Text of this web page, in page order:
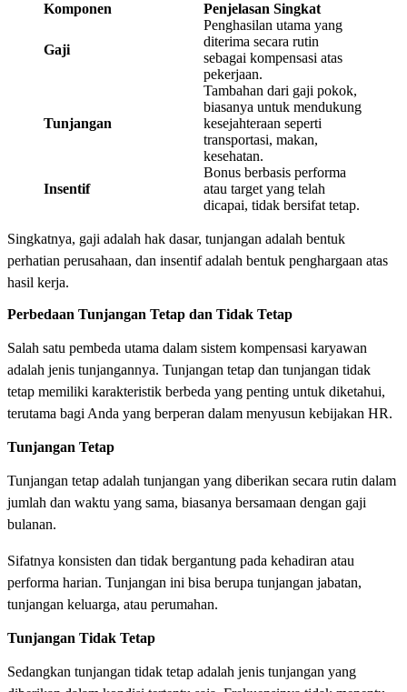
Komponen Penjelasan Singkat
Gaji
Penghasilan utama yang
diterima secara rutin
sebagai kompensasi atas
pekerjaan.
Tunjangan
Tambahan dari gaji pokok,
biasanya untuk mendukung
kesejahteraan seperti
transportasi, makan,
kesehatan.
Insentif
Bonus berbasis performa
atau target yang telah
dicapai, tidak bersifat tetap.
Singkatnya, gaji adalah hak dasar, tunjangan adalah bentuk
perhatian perusahaan, dan insentif adalah bentuk penghargaan atas
hasil kerja.
Perbedaan Tunjangan Tetap dan Tidak Tetap
Salah satu pembeda utama dalam sistem kompensasi karyawan
adalah jenis tunjangannya. Tunjangan tetap dan tunjangan tidak
tetap memiliki karakteristik berbeda yang penting untuk diketahui,
terutama bagi Anda yang berperan dalam menyusun kebijakan HR.
Tunjangan Tetap
Tunjangan tetap adalah tunjangan yang diberikan secara rutin dalam
jumlah dan waktu yang sama, biasanya bersamaan dengan gaji
bulanan.
Sifatnya konsisten dan tidak bergantung pada kehadiran atau
performa harian. Tunjangan ini bisa berupa tunjangan jabatan,
tunjangan keluarga, atau perumahan.
Tunjangan Tidak Tetap
Sedangkan tunjangan tidak tetap adalah jenis tunjangan yang